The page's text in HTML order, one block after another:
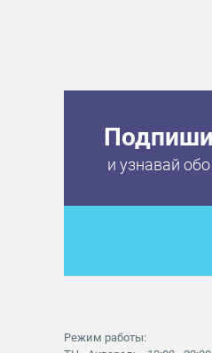
и узнавай
Режим работы: